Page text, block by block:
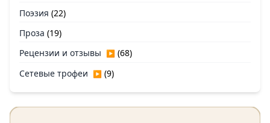
Поэзия (22)
Проза (19)
Рецензии и отзывы ▶ (68)
Сетевые трофеи ▶ (9)